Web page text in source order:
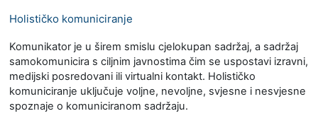
Holističko komuniciranje
Komunikator je u širem smislu cjelokupan sadržaj, a sadržaj
samokomunicira s ciljnim javnostima čim se uspostavi izravni,
medijski posredovani ili virtualni kontakt. Holističko
komuniciranje uključuje voljne, nevoljne, svjesne i nesvjesne
spoznaje o komuniciranom sadržaju.